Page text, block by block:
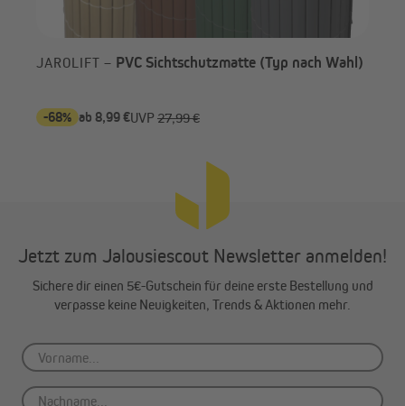
JAROLIFT – PVC Sichtschutzmatte (Typ nach Wahl)
-68% ab 8,99 €UVP 27,99 €
Jetzt zum Jalousiescout Newsletter anmelden!
Sichere dir einen 5€-Gutschein für deine erste Bestellung und
verpasse keine Neuigkeiten, Trends & Aktionen mehr.